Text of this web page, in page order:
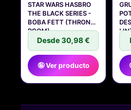
STAR WARS HASBRO
THE BLACK SERIES -
BOBA FETT (THRONE
ROOM) -
Desde 30,98 €
🤪 Ver producto